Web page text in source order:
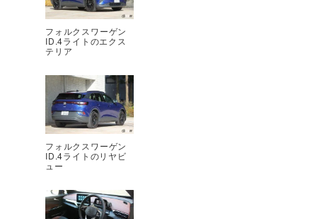
フォルクスワーゲン
ID.4ライトのエクス
テリア
フォルクスワーゲン
ID.4ライトのリヤビ
ュー